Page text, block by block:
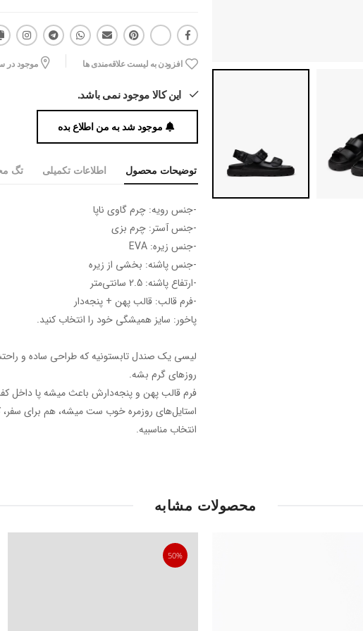
افزودن به لیست علاقه‌مندی ها موجود در
این کالا موجود نمی باشد.
موجود شد به من اطلاع بده
توضیحات محصول اطلاعات تکمیلی تگ
-جنس رویه: چرم گاوی ناپا
-جنس آستر: چرم بزی
-جنس زیره: EVA
-جنس پاشنه: بخشی از زیره
-ارتفاع پاشنه: 2.5 سانتی‌متر
-فرم قالب: قالب پهن + پنجه‎‌دار
پاخور: سایز همیشگی خود را انتخاب کنید.
لیسی یک صندل تابستونیه که طراحی ساده و
روزهای گرم بشه.
فرم قالب پهن و پنجه‌دارش باعث میشه پا داخل
استایل‌های روزمره خوب ست میشه، هم برای
انتخاب مناسبیه.
محصولات مشابه
50%